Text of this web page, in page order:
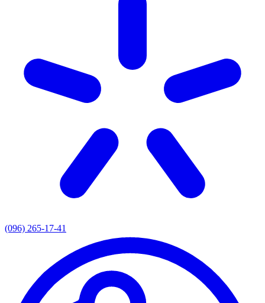
(096) 265-17-41